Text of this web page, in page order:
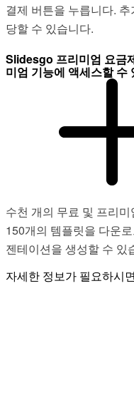
결제 버튼을 누릅니다.
당할 수 있습니다.
Slidesgo 프리미엄 요금
미엄 기능에 액세스할 수
수천 개의 무료 및 프리
150개의 템플릿을 다운
젠테이션을 생성할 수 있
자세한 정보가 필요하시면